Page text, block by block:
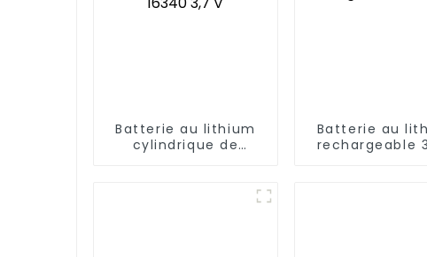
Batterie au lithium
cylindrique de
Batterie au
rechargeable